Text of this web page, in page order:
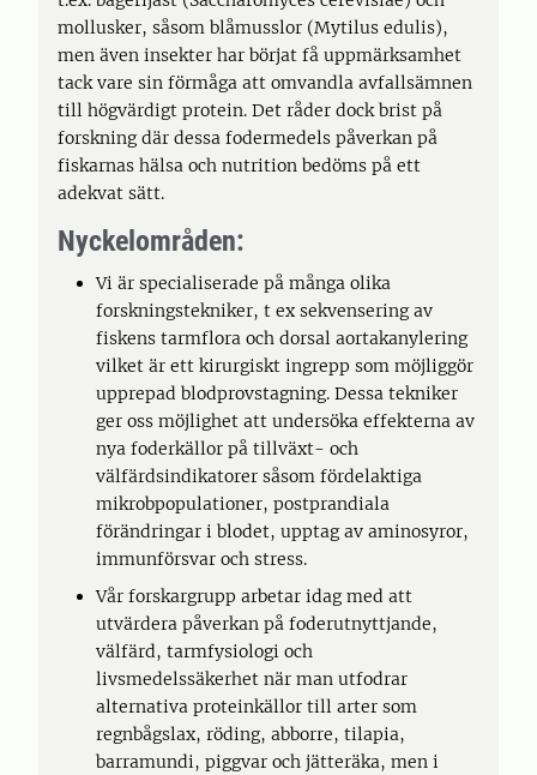
mollusker, såsom blåmusslor (Mytilus edulis),
men även insekter har börjat få uppmärksamhet
tack vare sin förmåga att omvandla avfallsämnen
till högvärdigt protein. Det råder dock brist på
forskning där dessa fodermedels påverkan på
fiskarnas hälsa och nutrition bedöms på ett
adekvat sätt.
Nyckelområden:
Vi är specialiserade på många olika
forskningstekniker, t ex sekvensering av
fiskens tarmflora och dorsal aortakanylering
vilket är ett kirurgiskt ingrepp som möjliggör
upprepad blodprovstagning. Dessa tekniker
ger oss möjlighet att undersöka effekterna av
nya foderkällor på tillväxt- och
välfärdsindikatorer såsom fördelaktiga
mikrobpopulationer, postprandiala
förändringar i blodet, upptag av aminosyror,
immunförsvar och stress.
Vår forskargrupp arbetar idag med att
utvärdera påverkan på foderutnyttjande,
välfärd, tarmfysiologi och
livsmedelssäkerhet när man utfodrar
alternativa proteinkällor till arter som
regnbågslax, röding, abborre, tilapia,
barramundi, piggvar och jätteräka, men i